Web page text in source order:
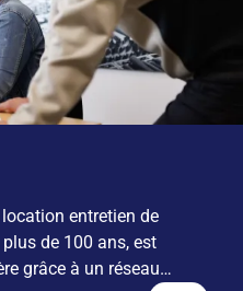
entretien de
de 100 ans, est
grâce à un réseau